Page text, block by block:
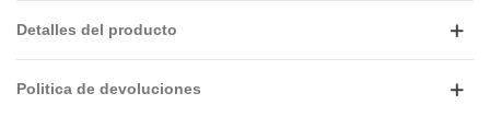
Detalles del producto
Politica de devoluciones